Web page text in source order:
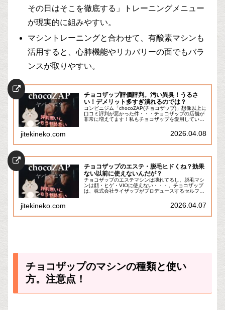
その日はそこを徹底する」トレーニングメニュー
が現実的に組みやすい。
マシントレーニングと合わせて、有酸素マシンも
活用すると、心肺機能やリカバリーの面でもバラ
ンスが取りやすい。
チョコザップ評価評判。汚い異臭！うるさ
い！デメリット多すぎ潰れるのでは？
コンビニジム「chocoZAP(チョコザップ)」想像以上に
口コミ評判が悪かった件・・・チョコザップの店舗が
非常に増えてます！私もチョコザップを愛用していて
これを知り合いとかに話すと、割と高頻度...
jitekineko.com 2026.04.08
チョコザップのエステ・脱毛ヒドくね？効果
ない以前に使えないんだが？
チョコザップのエステマシンは壊れてるし、脱毛マシ
ンは顔・ヒゲ・VIOに使えない・・・。チョコザップ
は、株式会社ライザップがプロデュースするセルフエ
に店舗を展開しています。本来はトレーニング...
jitekineko.com 2026.04.07
チョコザップのマシンの種類と使い
方。注意点！